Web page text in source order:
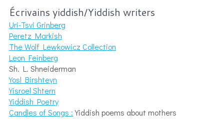
Écrivains yiddish/Yiddish writers
Uri-Tsvi Grinberg
Peretz Markish
The Wolf Lewkowicz Collection
Leon Feinberg
Sh. L. Shneiderman
Yosl Birshteyn
Yisroel Shtern
Yiddish Poetry
Candles of Songs :Yiddish poems about mothers